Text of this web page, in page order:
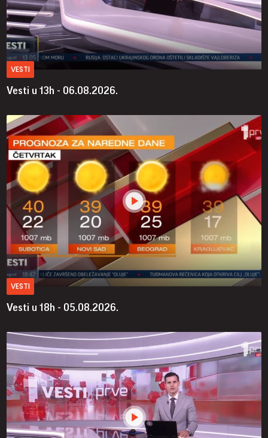
VESTI
Vesti u 13h - 06.08.2026.
VESTI
Vesti u 18h - 05.08.2026.